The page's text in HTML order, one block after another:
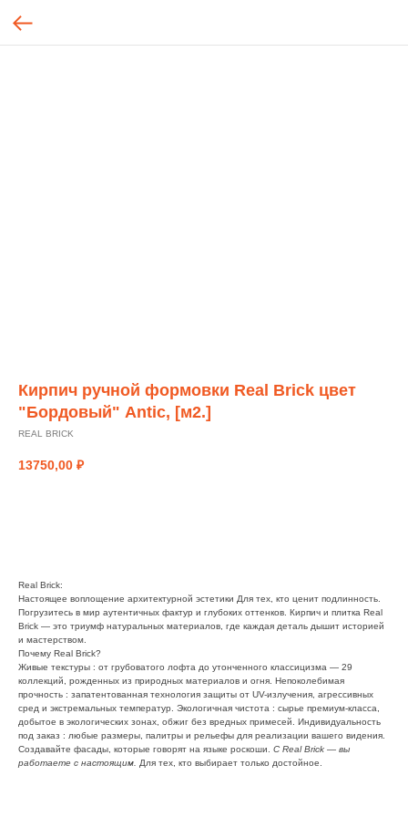
Кирпич ручной формовки Real Brick цвет
"Бордовый" Antic, [м2.]
REAL BRICK
13750,00 ₽
Real Brick:
Настоящее воплощение архитектурной эстетики Для тех, кто ценит подлинность.
Погрузитесь в мир аутентичных фактур и глубоких оттенков. Кирпич и плитка Real
Brick — это триумф натуральных материалов, где каждая деталь дышит историей
и мастерством.
Почему Real Brick?
Живые текстуры : от грубоватого лофта до утонченного классицизма — 29
коллекций, рожденных из природных материалов и огня. Непоколебимая
прочность : запатентованная технология защиты от UV-излучения, агрессивных
сред и экстремальных температур. Экологичная чистота : сырье премиум-класса,
добытое в экологических зонах, обжиг без вредных примесей. Индивидуальность
под заказ : любые размеры, палитры и рельефы для реализации вашего видения.
Создавайте фасады, которые говорят на языке роскоши. С Real Brick — вы
работаете с настоящим.
Для тех, кто выбирает только достойное.